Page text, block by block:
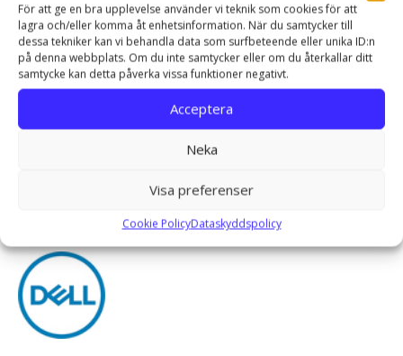
För att ge en bra upplevelse använder vi teknik som cookies för att
lagra och/eller komma åt enhetsinformation. När du samtycker till
dessa tekniker kan vi behandla data som surfbeteende eller unika ID:n
på denna webbplats. Om du inte samtycker eller om du återkallar ditt
samtycke kan detta påverka vissa funktioner negativt.
Acceptera
Neka
Visa preferenser
Cookie PolicyDataskyddspolicy
ANSLUTNINGAR
Dual Band Wi-Fi 5G &
Bluetooth + LAN
Operativsystem